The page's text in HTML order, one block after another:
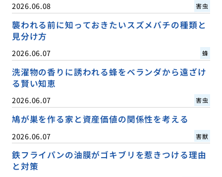
2026.06.08 害虫
襲われる前に知っておきたいスズメバチの種類と
見分け方
2026.06.07 蜂
洗濯物の香りに誘われる蜂をベランダから遠ざけ
る賢い知恵
2026.06.07 害虫
鳩が巣を作る家と資産価値の関係性を考える
2026.06.07 害獣
鉄フライパンの油膜がゴキブリを惹きつける理由
と対策